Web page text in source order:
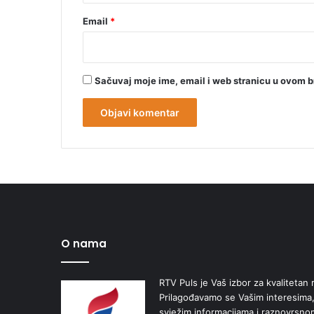
Email *
Sačuvaj moje ime, email i web stranicu u ovom
O nama
RTV Puls je Vaš izbor za
Prilagođavamo se Vašim